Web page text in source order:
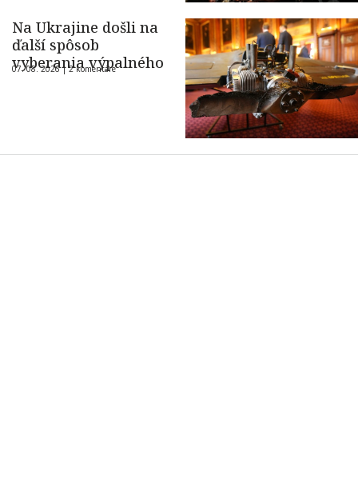
Na Ukrajine došli na
ďalší spôsob
vyberania výpalného
07. 08. 2026 |2 komentáre